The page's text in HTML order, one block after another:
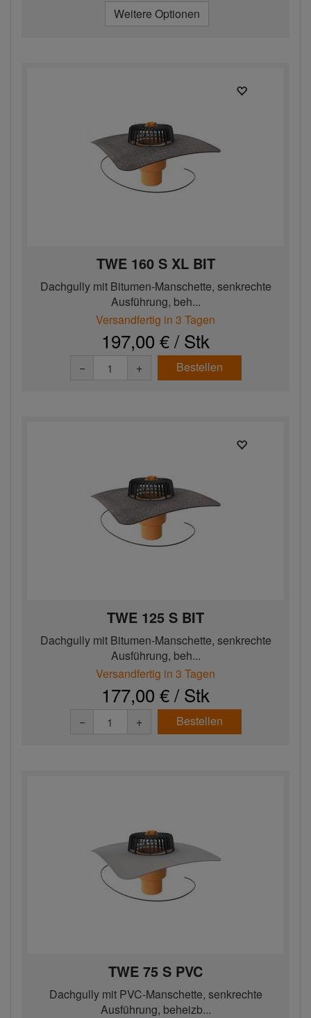
Weitere Optionen
TWE 160 S XL BIT
Dachgully mit Bitumen-Manschette, senkrechte
Ausführung, beh...
Versandfertig in 3 Tagen
197,00 € / Stk
− + Bestellen
TWE 125 S BIT
Dachgully mit Bitumen-Manschette, senkrechte
Ausführung, beh...
Versandfertig in 3 Tagen
177,00 € / Stk
− + Bestellen
TWE 75 S PVC
Dachgully mit PVC-Manschette, senkrechte
Ausführung, beheizb...